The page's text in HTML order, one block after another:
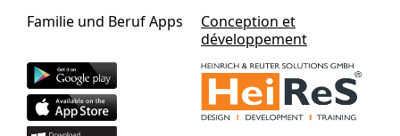
Familie und Beruf Apps
Conception et
développement